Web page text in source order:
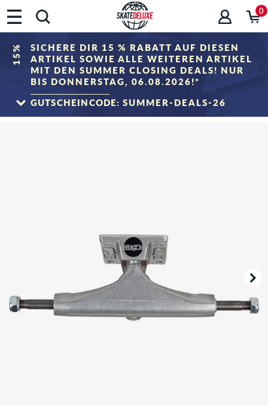
0
15%
SICHERE DIR 15 % RABATT AUF DIESEN
ARTIKEL SOWIE ALLE WEITEREN ARTIKEL
MIT DEN SUMMER CLOSING DEALS! NUR
BIS DONNERSTAG, 06.08.2026!*
GUTSCHEINCODE: SUMMER-DEALS-26